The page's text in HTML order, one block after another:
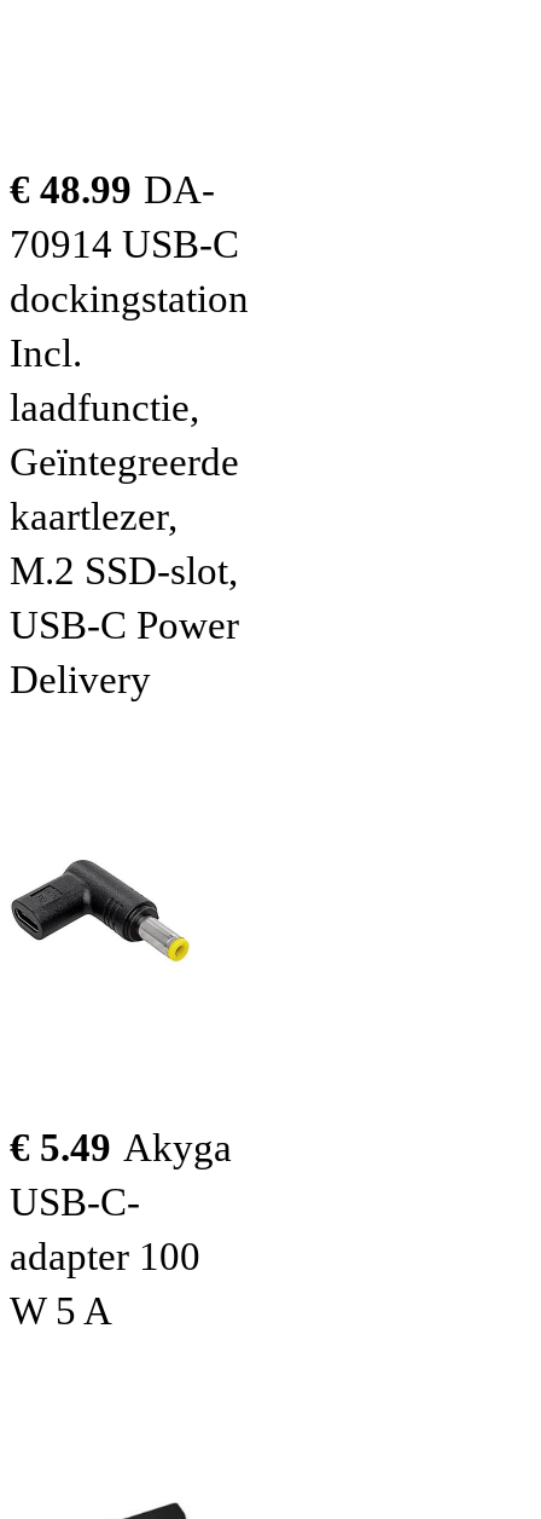
€ 48.99 DA-
70914 USB-C
dockingstation
Incl.
laadfunctie,
Geïntegreerde
kaartlezer,
M.2 SSD-slot,
USB-C Power
Delivery
€ 5.49 Akyga
USB-C-
adapter 100
W 5 A